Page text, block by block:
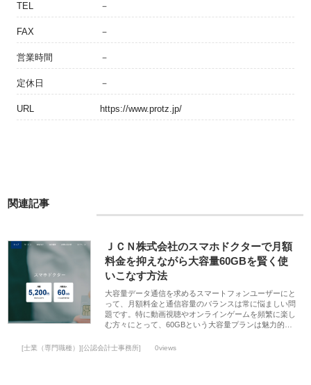
TEL －
FAX －
営業時間 －
定休日 －
URL https://www.protz.jp/
関連記事
ＪＣＮ株式会社のスマホドクターで月額
料金を抑えながら大容量60GBを賢く使
いこなす方法
大容量データ通信を求めるスマートフォンユーザーにと
って、月額料金と通信容量のバランスは常に悩ましい問
題です。特に動画視聴やオンラインゲームを頻繁に楽し
む方々にとって、60GBという大容量プランは魅力的…
[士業（専門職種）][公認会計士事務所] 0views